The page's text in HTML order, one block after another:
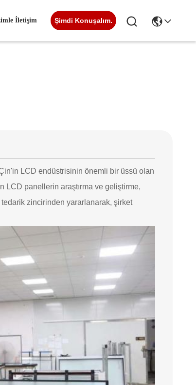
İletişim Şimdi Konuşalım.
LCD endüstrisinin önemli bir üssü olan
LCD panellerin araştırma ve geliştirme,
tedarik zincirinden yararlanarak, şirket